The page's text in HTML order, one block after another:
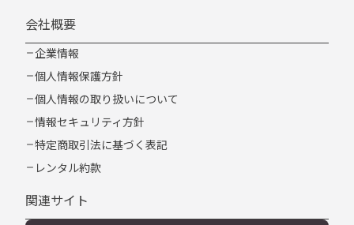
会社概要
企業情報
個人情報保護方針
個人情報の取り扱いについて
情報セキュリティ方針
特定商取引法に基づく表記
レンタル約款
関連サイト